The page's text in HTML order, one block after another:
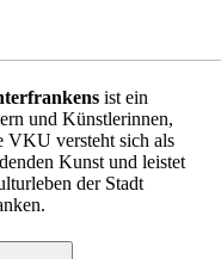
ist ein
und Künstlerinnen,
VKU versteht sich als
Kunst und leistet
der Stadt